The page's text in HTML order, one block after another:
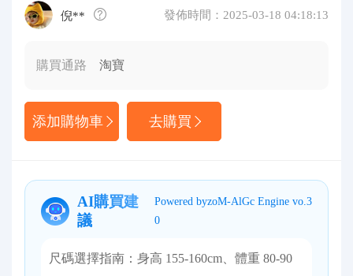
倪** 發佈時間：2025-03-18 04:18:13
購買通路 淘寶
添加購物車 去購買
AI購買建
議
Powered byzoM-AlGc Engine vo.3
0
尺碼選擇指南：身高 155-160cm、體重 80-90